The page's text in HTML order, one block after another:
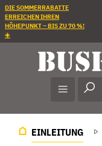
DIE SOMMERRABATTE
ERREICHEN IHREN
HÖHEPUNKT – BIS ZU 70 %!
☀️
EINLEITUNG